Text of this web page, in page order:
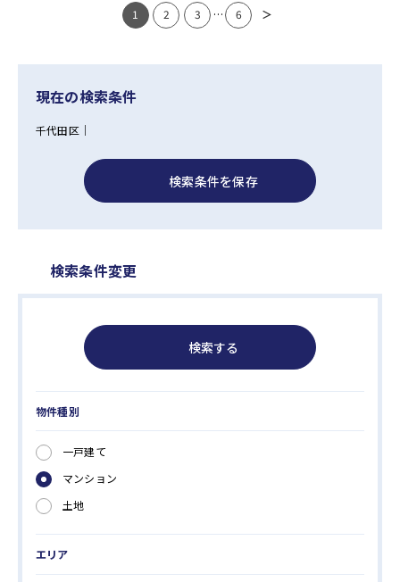
1 2 3 … 6 ＞
現在の検索条件
千代田区｜
検索条件を保存
検索条件変更
検索する
物件種別
一戸建て
マンション
土地
エリア